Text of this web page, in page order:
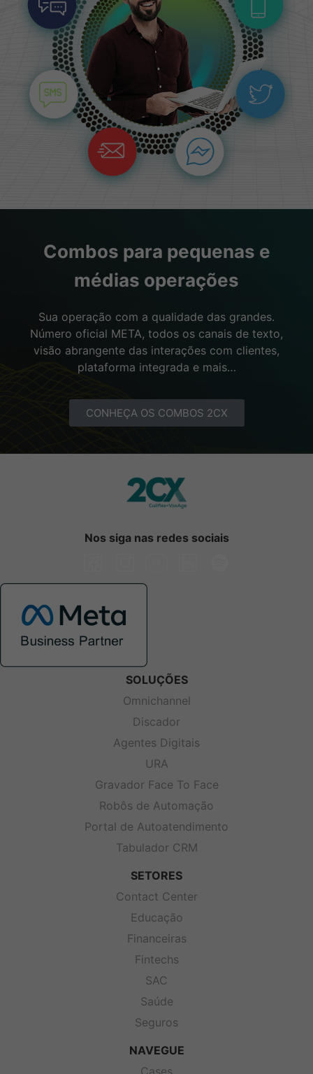
Combos para pequenas e
médias operações
Sua operação com a qualidade das grandes.
Número oficial META, todos os canais de texto,
visão abrangente das interações com clientes,
plataforma integrada e mais…
CONHEÇA OS COMBOS 2CX
Nos siga nas redes sociais
SOLUÇÕES
Omnichannel
Discador
Agentes Digitais
URA
Gravador Face To Face
Robôs de Automação
Portal de Autoatendimento
Tabulador CRM
SETORES
Contact Center
Educação
Financeiras
Fintechs
SAC
Saúde
Seguros
NAVEGUE